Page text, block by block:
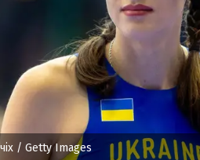
/ Getty Images